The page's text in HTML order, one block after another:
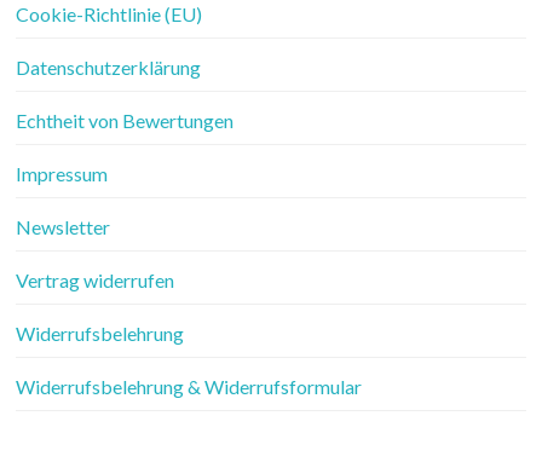
Cookie-Richtlinie (EU)
Datenschutzerklärung
Echtheit von Bewertungen
Impressum
Newsletter
Vertrag widerrufen
Widerrufsbelehrung
Widerrufsbelehrung & Widerrufsformular